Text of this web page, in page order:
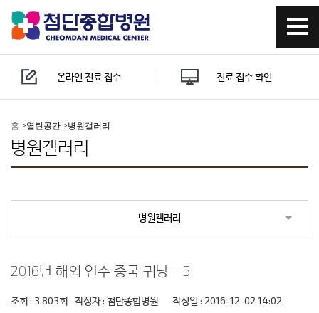
온라인 진료 접수 진료 접수 확인
홈 >열린공간 >병원갤러리
병원갤러리
병원갤러리
2016년 해외 연수 중국 귀냥 - 5
조회 : 3,803회 작성자 : 첨단종합병원 작성일 : 2016-12-02 14:02